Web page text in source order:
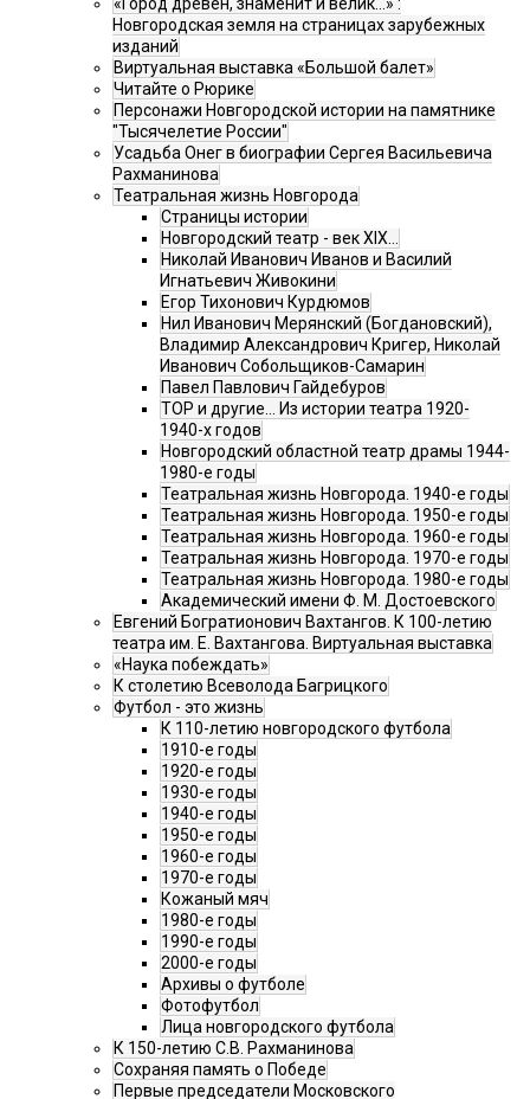
«Город древен, знаменит и велик…» :
Новгородская земля на страницах зарубежных
изданий
Виртуальная выставка «Большой балет»
Читайте о Рюрике
Персонажи Новгородской истории на памятнике
"Тысячелетие России"
Усадьба Онег в биографии Сергея Васильевича
Рахманинова
Театральная жизнь Новгорода
Страницы истории
Новгородский театр - век XIX…
Николай Иванович Иванов и Василий
Игнатьевич Живокини
Егор Тихонович Курдюмов
Нил Иванович Мерянский (Богдановский),
Владимир Александрович Кригер, Николай
Иванович Собольщиков-Самарин
Павел Павлович Гайдебуров
ТОР и другие… Из истории театра 1920-
1940-х годов
Новгородский областной театр драмы 1944-
1980-е годы
Театральная жизнь Новгорода. 1940-е годы
Театральная жизнь Новгорода. 1950-е годы
Театральная жизнь Новгорода. 1960-е годы
Театральная жизнь Новгорода. 1970-е годы
Театральная жизнь Новгорода. 1980-е годы
Академический имени Ф. М. Достоевского
Евгений Богратионович Вахтангов. К 100-летию
театра им. Е. Вахтангова. Виртуальная выставка
«Наука побеждать»
К столетию Всеволода Багрицкого
Футбол - это жизнь
К 110-летию новгородского футбола
1910-е годы
1920-е годы
1930-е годы
1940-е годы
1950-е годы
1960-е годы
1970-е годы
Кожаный мяч
1980-е годы
1990-е годы
2000-е годы
Архивы о футболе
Фотофутбол
Лица новгородского футбола
К 150-летию С.В. Рахманинова
Сохраняя память о Победе
Первые председатели Московского